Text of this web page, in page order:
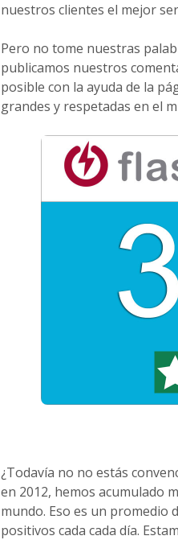
nuestros clientes el mejor
Pero no tome nuestras
publicamos nuestros
posible con la ayuda de la
grandes y respetadas en el
¿Todavía no no estás
en 2012, hemos acumulado
mundo. Eso es un promedio
positivos cada cada día.